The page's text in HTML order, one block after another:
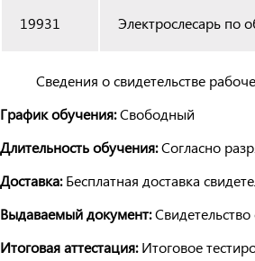
19931 Электрослесарь по
Сведения о свидетельстве
График обучения:Свободный
Длительность обучения:Согласно
Доставка:Бесплатная доставка
Выдаваемый документ:
Итоговая аттестация:Итоговое